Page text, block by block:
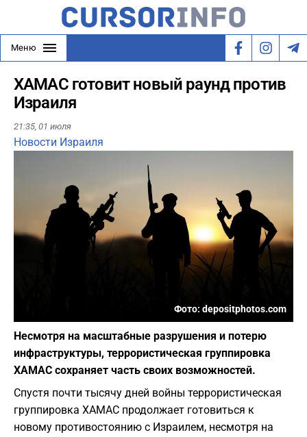
Меню
ХАМАС готовит новый раунд против
Израиля
21:35, 01 июля
Новости Израиля
Фото: depositphotos.com
Несмотря на масштабные разрушения и потерю
инфраструктуры, террористическая группировка
ХАМАС сохраняет часть своих возможностей.
Спустя почти тысячу дней войны террористическая
группировка ХАМАС продолжает готовиться к
новому противостоянию с Израилем, несмотря на